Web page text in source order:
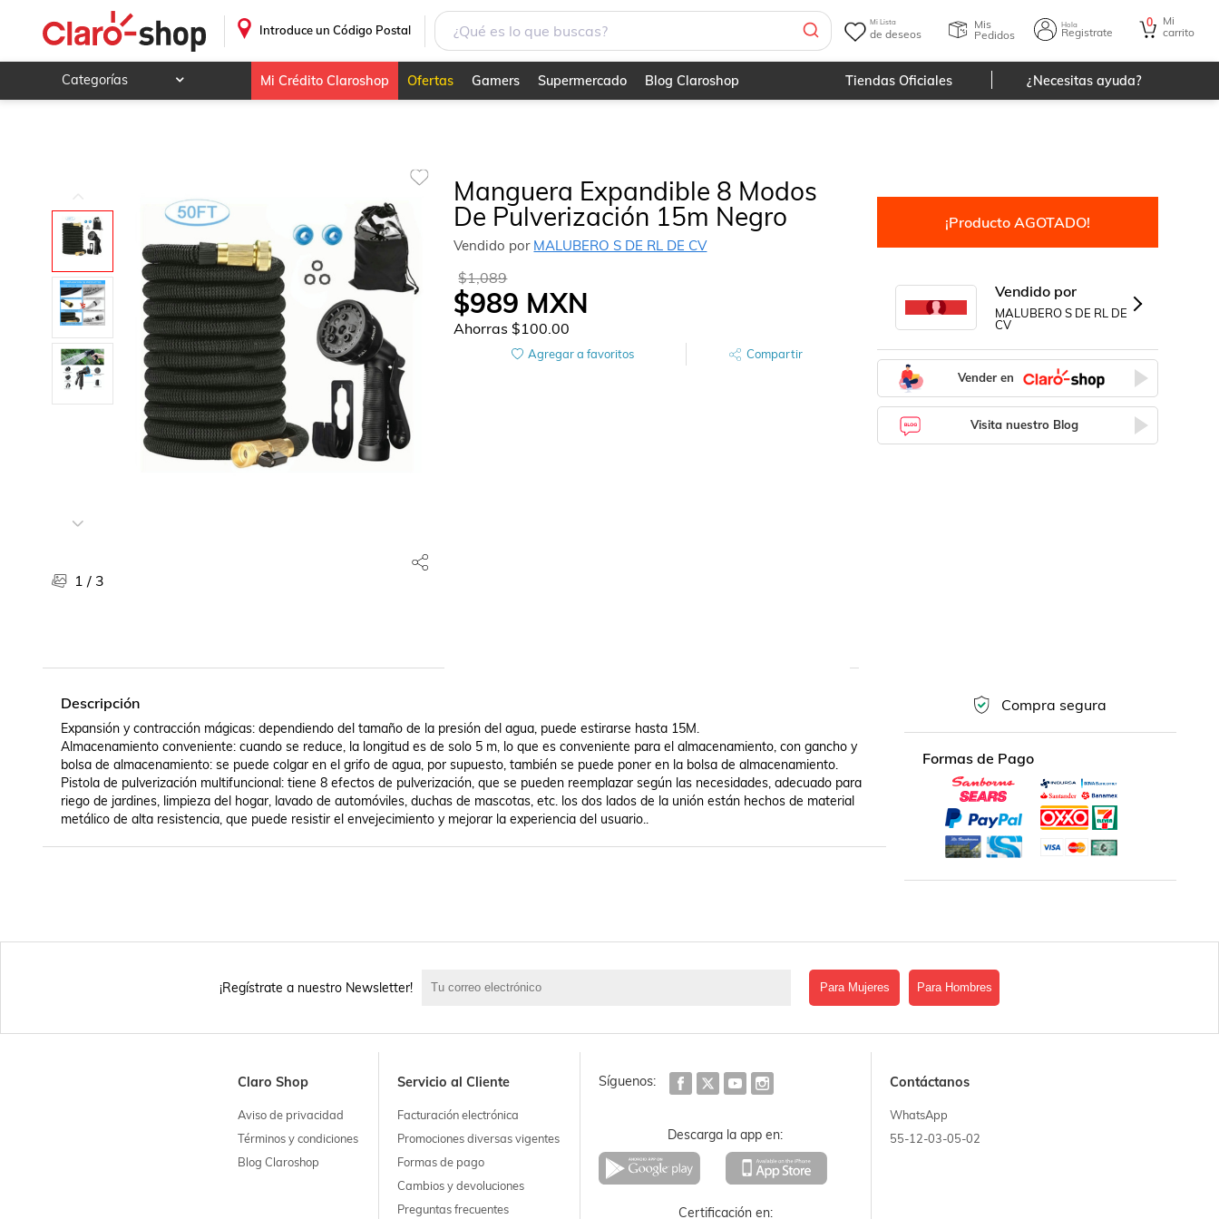
Introduce un Código Postal
Mi Lista
de deseos
Mis
Pedidos
Hola
Registrate
0
Mi
carrito
Categorías
Deportes y ocio
Animales y mascotas
Ropa, calzado y accesorios
Mamá y bebé
Salud, belleza y cuidado personal
Joyería y relojes
Juegos y juguetes
Libros, revistas y comics
Películas, series de tv y música
Mi Crédito Claroshop Ofertas Gamers Supermercado Blog Claroshop Tiendas Oficiales ¿Necesitas ayuda?
1 / 3
Manguera Expandible 8 Modos
De Pulverización 15m Negro
Vendido por MALUBERO S DE RL DE CV
$1,089
$989 MXN
Ahorras$100.00
Agregar a favoritos Compartir
¡Producto AGOTADO!
Vendido por
MALUBERO S DE RL DE
CV
Vender en
Visita nuestro Blog
Descripción
Expansión y contracción mágicas: dependiendo del tamaño de la presión del agua, puede estirarse hasta 15M.
Almacenamiento conveniente: cuando se reduce, la longitud es de solo 5 m, lo que es conveniente para el almacenamiento, con gancho y
bolsa de almacenamiento: se puede colgar en el grifo de agua, por supuesto, también se puede poner en la bolsa de almacenamiento.
Pistola de pulverización multifuncional: tiene 8 efectos de pulverización, que se pueden reemplazar según las necesidades, adecuado para
riego de jardines, limpieza del hogar, lavado de automóviles, duchas de mascotas, etc. los dos lados de la unión están hechos de material
metálico de alta resistencia, que puede resistir el envejecimiento y mejorar la experiencia del usuario..
Compra segura
Formas de Pago
¡Regístrate a nuestro Newsletter! Para Mujeres Para Hombres
Claro Shop
Aviso de privacidad
Términos y condiciones
Blog Claroshop
Servicio al Cliente
Facturación electrónica
Promociones diversas vigentes
Formas de pago
Cambios y devoluciones
Preguntas frecuentes
Síguenos:
Descarga la app en:
Certificación en:
Contáctanos
WhatsApp
55-12-03-05-02
Manguera Expandible 8 Modos De Pulverización 15m Negro